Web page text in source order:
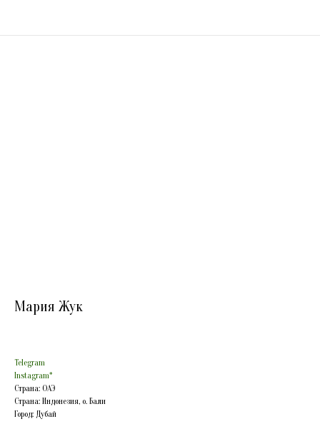
Мария Жук
Telegram
Instagram*
Страна: ОАЭ
Страна: Индонезия, о. Бали
Город: Дубай